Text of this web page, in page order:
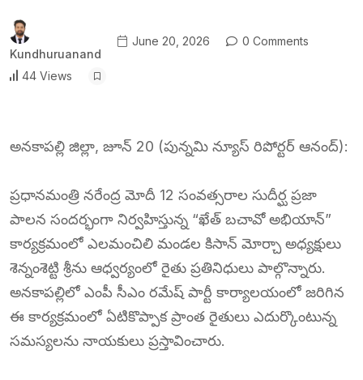
Kundhuruanand
June 20, 2026 0 Comments
44 Views
అనకాపల్లి జిల్లా, జూన్ 20 (పున్నమి న్యూస్ రిపోర్టర్ ఆనంద్):
ప్రధానమంత్రి నరేంద్ర మోదీ 12 సంవత్సరాల సుదీర్ఘ ప్రజా
పాలన సందర్భంగా నిర్వహిస్తున్న “ఖేత్ బచావో అభియాన్”
కార్యక్రమంలో ఎలమంచిలి మండల కిసాన్ మోర్చా అధ్యక్షులు
శెన్నంశెట్టి శ్రీను ఆధ్వర్యంలో రైతు ప్రతినిధులు పాల్గొన్నారు.
అనకాపల్లిలో ఎంపీ సీఎం రమేష్ పార్టీ కార్యాలయంలో జరిగిన
ఈ కార్యక్రమంలో ఏటికొప్పాక ప్రాంత రైతులు ఎదుర్కొంటున్న
సమస్యలను నాయకులు ప్రస్తావించారు.